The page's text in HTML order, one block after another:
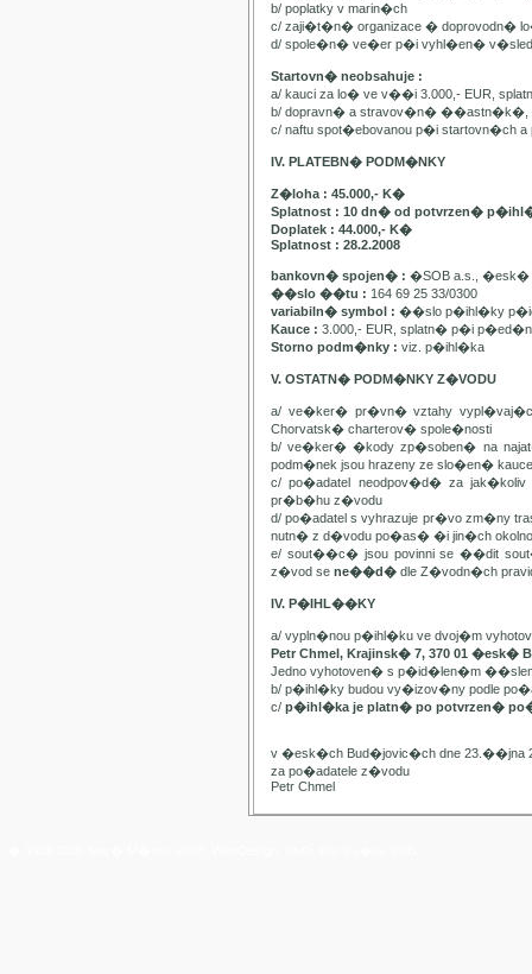
b/ poplatky v marin�ch
c/ zaji�t�n� organizace � doprovodn�
d/ spole�n� ve�er p�i vyhl�en�
Startovn� neobsahuje :
a/ kauci za lo� ve v��i 3.000,- EUR,
b/ dopravn� a stravov�n� ��astn�k�,
c/ naftu spot�ebovanou p�i startovn�ch
IV. PLATEBN� PODM�NKY
Z�loha : 45.000,- K�
Splatnost : 10 dn� od potvrzen�
Doplatek : 44.000,- K�
Splatnost : 28.2.2008
bankovn� spojen� : �SOB a.s., �esk�
��slo ��tu : 164 69 25 33/0300
variabiln� symbol : ��slo p�ihl�ky
Kauce : 3.000,- EUR, splatn� p�i
Storno podm�nky : viz. p�ihl�ka
V. OSTATN� PODM�NKY Z�VODU
a/ ve�ker� pr�vn� vztahy
Chorvatsk� charterov� spole�nosti
b/ ve�ker� �kody zp�soben� na
podm�nek jsou hrazeny ze slo�en� kauce
c/ po�adatel neodpov�d� za
pr�b�hu z�vodu
d/ po�adatel s vyhrazuje pr�vo zm�ny
nutn� z d�vodu po�as� �i jin�ch
e/ sout��c� jsou povinni se ��dit
z�vod se ne��d� dle Z�vodn�ch
IV. P�IHL��KY
a/ vypln�nou p�ihl�ku ve dvoj�m
Petr Chmel, Krajinsk� 7, 370 01 �esk�
Jedno vyhotoven� s p�id�len�m
b/ p�ihl�ky budou vy�izov�ny podle
c/ p�ihl�ka je platn� po potvrzen�
v �esk�ch Bud�jovic�ch dne 23.��jna
za po�adatele z�vodu
Petr Chmel